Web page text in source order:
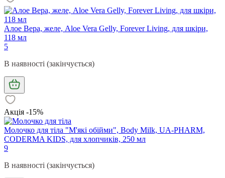
Алое Вера, желе, Aloe Vera Gelly, Forever Living, для шкіри,
118 мл
5
В наявності (закінчується)
Акція -15%
Молочко для тіла "М'які обійми", Body Milk, UA-PHARM,
CODERMA KIDS, для хлопчиків, 250 мл
9
В наявності (закінчується)